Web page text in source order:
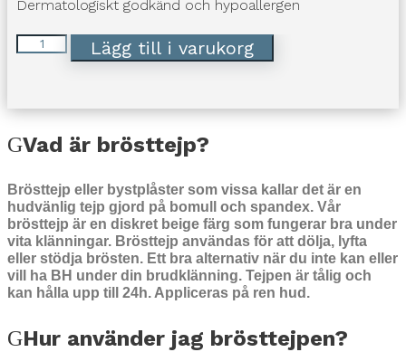
Dermatologiskt godkänd och hypoallergen
ByeBra
Silicone
Nipple
Brown
Lägg till i varukorg
Vad är brösttejp?
Brösttejp eller bystplåster som vissa kallar det är en
hudvänlig tejp gjord på bomull och spandex. Vår
brösttejp är en diskret beige färg som fungerar bra under
vita klänningar. Brösttejp användas för att dölja, lyfta
eller stödja brösten. Ett bra alternativ när du inte kan eller
vill ha BH under din brudklänning. Tejpen är tålig och
kan hålla upp till 24h. Appliceras på ren hud.
Hur använder jag brösttejpen?